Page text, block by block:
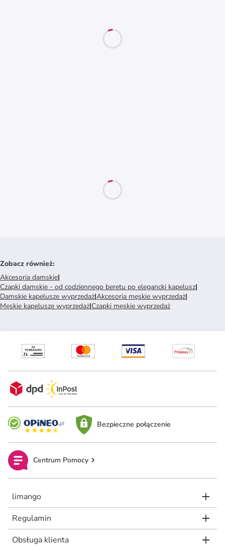
Zobacz również:
Akcesoria damskie|
Czapki damskie - od codziennego beretu po elegancki kapelusz|
Damskie kapelusze wyprzedaż|Akcesoria męskie wyprzedaż|
Męskie kapelusze wyprzedaż|Czapki męskie wyprzedaż
Bezpieczne połączenie
Centrum Pomocy
limango
Regulamin
Obsługa klienta